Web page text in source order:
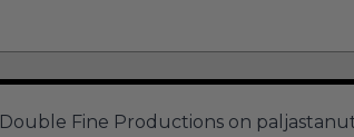
Double Fine Productions on